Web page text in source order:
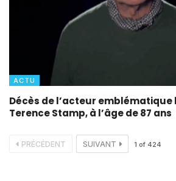
ACTU
Décès de l’acteur
Terence Stamp, à l’âge de 87 ans
PRÉCÉDENT SUIVANT 1 of 424